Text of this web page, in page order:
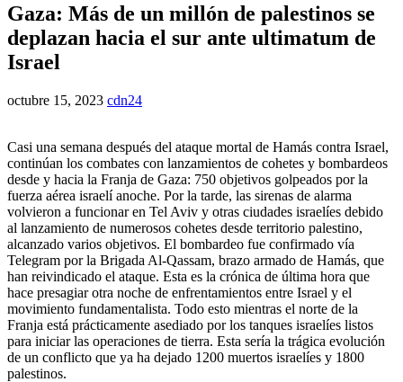
Gaza: Más de un millón de palestinos se
deplazan hacia el sur ante ultimatum de
Israel
octubre 15, 2023 cdn24
Casi una semana después del ataque mortal de Hamás contra Israel,
continúan los combates con lanzamientos de cohetes y bombardeos
desde y hacia la Franja de Gaza: 750 objetivos golpeados por la
fuerza aérea israelí anoche. Por la tarde, las sirenas de alarma
volvieron a funcionar en Tel Aviv y otras ciudades israelíes debido
al lanzamiento de numerosos cohetes desde territorio palestino,
alcanzado varios objetivos. El bombardeo fue confirmado vía
Telegram por la Brigada Al-Qassam, brazo armado de Hamás, que
han reivindicado el ataque. Esta es la crónica de última hora que
hace presagiar otra noche de enfrentamientos entre Israel y el
movimiento fundamentalista. Todo esto mientras el norte de la
Franja está prácticamente asediado por los tanques israelíes listos
para iniciar las operaciones de tierra. Esta sería la trágica evolución
de un conflicto que ya ha dejado 1200 muertos israelíes y 1800
palestinos.